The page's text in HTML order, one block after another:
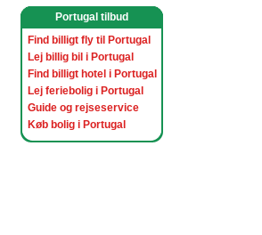
Portugal tilbud
Find billigt fly til Portugal
Lej billig bil i Portugal
Find billigt hotel i Portugal
Lej feriebolig i Portugal
Guide og rejseservice
Køb bolig i Portugal